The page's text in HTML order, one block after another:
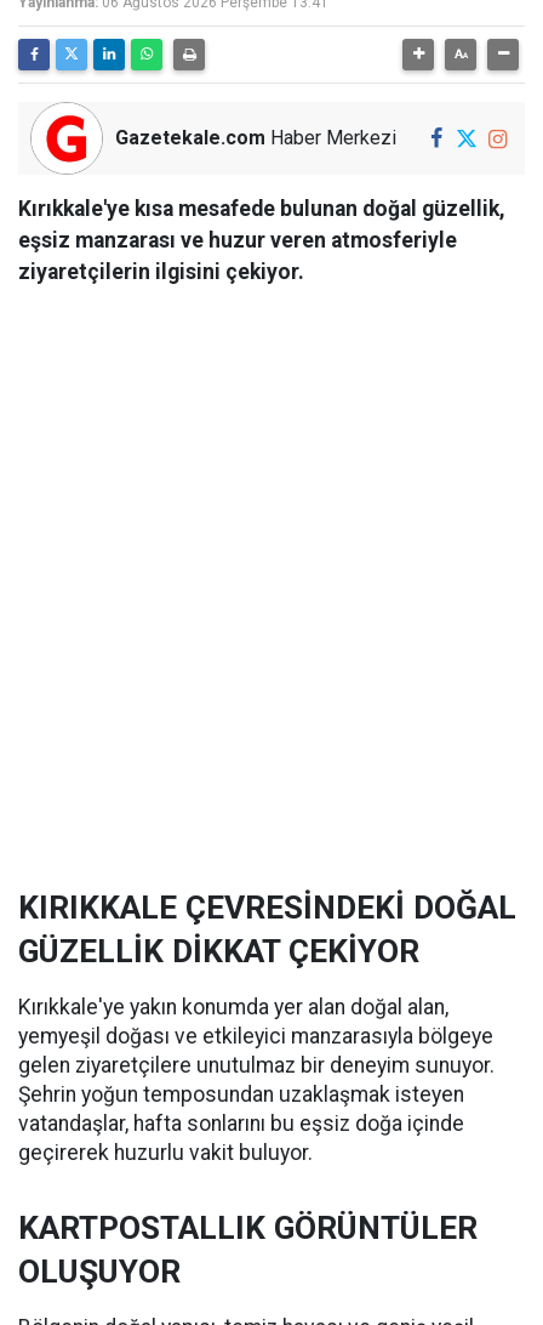
Gazetekale.com Haber Merkezi
Kırıkkale'ye kısa mesafede bulunan doğal güzellik,
eşsiz manzarası ve huzur veren atmosferiyle
ziyaretçilerin ilgisini çekiyor.
KIRIKKALE ÇEVRESİNDEKİ DOĞAL
GÜZELLİK DİKKAT ÇEKİYOR
Kırıkkale'ye yakın konumda yer alan doğal alan,
yemyeşil doğası ve etkileyici manzarasıyla bölgeye
gelen ziyaretçilere unutulmaz bir deneyim sunuyor.
Şehrin yoğun temposundan uzaklaşmak isteyen
vatandaşlar, hafta sonlarını bu eşsiz doğa içinde
geçirerek huzurlu vakit buluyor.
KARTPOSTALLIK GÖRÜNTÜLER
OLUŞUYOR